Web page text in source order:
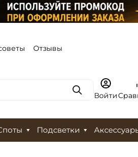
Отзывы
ПоискВойти
Подсветки